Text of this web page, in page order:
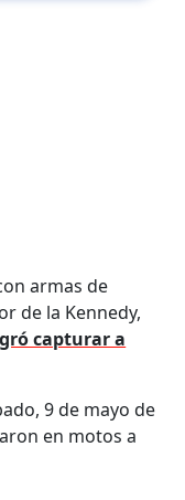
armas de
de la Kennedy,
capturar a
9 de mayo de
en motos a